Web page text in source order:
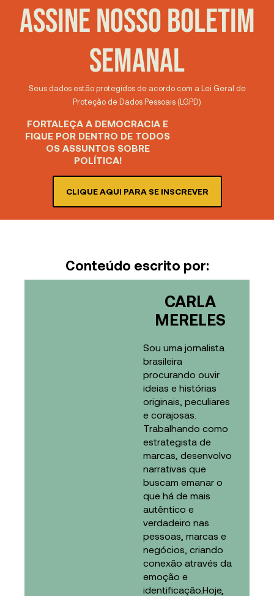
ASSINE NOSSO BOLETIM
SEMANAL
Seus dados estão protegidos de acordo com a Lei Geral de
Proteção de Dados Pessoais (LGPD)
FORTALEÇA A DEMOCRACIA E
FIQUE POR DENTRO DE TODOS
OS ASSUNTOS SOBRE
POLÍTICA!
CLIQUE AQUI PARA SE INSCREVER
Conteúdo escrito por:
CARLA
MERELES
Sou uma jornalista
brasileira
procurando ouvir
ideias e histórias
originais, peculiares
e corajosas.
Trabalhando como
estrategista de
marcas, desenvolvo
narrativas que
buscam emanar o
que há de mais
autêntico e
verdadeiro nas
pessoas, marcas e
negócios, criando
conexão através da
emoção e
identificação.Hoje,